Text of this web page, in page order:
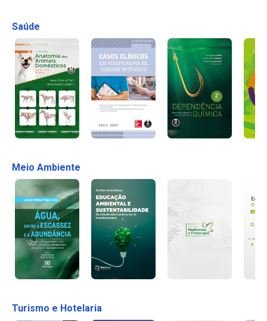
Saúde
Meio Ambiente
Turismo e Hotelaria